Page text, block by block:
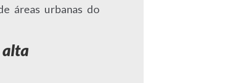
áreas urbanas do
alta